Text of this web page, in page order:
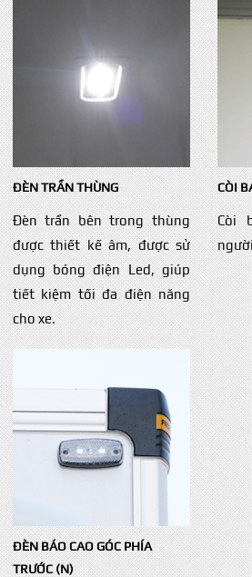
ĐÈN TRẦN THÙNG
Đèn trần bên trong thùng
được thiết kế âm, được sử
dụng bóng điện Led, giúp
tiết kiệm tối đa điện năng
cho xe.
CÒI
Còi
ĐÈN BÁO CAO GÓC PHÍA
TRƯỚC (N)